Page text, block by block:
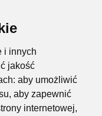
i innych
jakość
aby umożliwić
, aby zapewnić
internetowej,